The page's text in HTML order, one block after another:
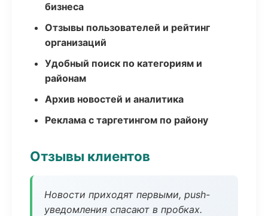
бизнеса
Отзывы пользователей и рейтинг
организаций
Удобный поиск по категориям и
районам
Архив новостей и аналитика
Реклама с таргетингом по району
Отзывы клиентов
Новости приходят первыми, push-
уведомления спасают в пробках.